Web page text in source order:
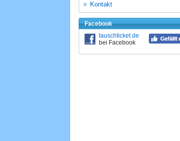
Kontakt
Facebook
tauschticket.de
bei Facebook